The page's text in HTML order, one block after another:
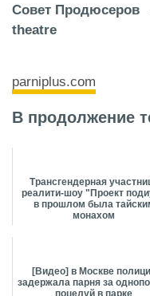
Совет Продюсеров
parniplus.com
В продолжение
Трансгендерная
реалити-шоу "Проект
в прошлом была
монахом
[Видео] в Москве
задержала парня за